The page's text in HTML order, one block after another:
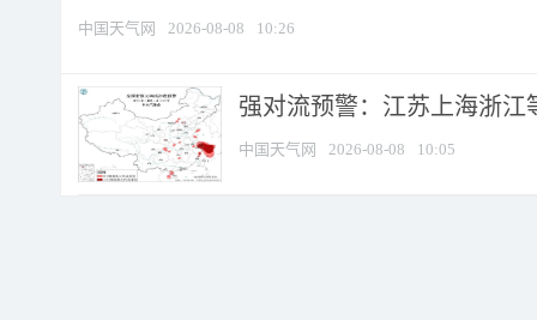
中国天气网 2026-08-08 10:26
强对流预警：江苏上海浙江
中国天气网 2026-08-08 10:05